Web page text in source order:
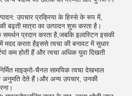
उपचार प्रक्रिया के हिस्से के रूप में,
बढ़ती मात्रा का उत्पादन शुरू करता है।
प्रदान करता है,जबकि इलास्टिन इसकी
करता हैइससे त्वचा की बनावट में सुधार
कम होती हैं और त्वचा अधिक युवा दिखती
माइक्रो-चैनल सामयिक त्वचा देखभाल
अनुमति देते हैं।और अन्य उपचार, उनकी